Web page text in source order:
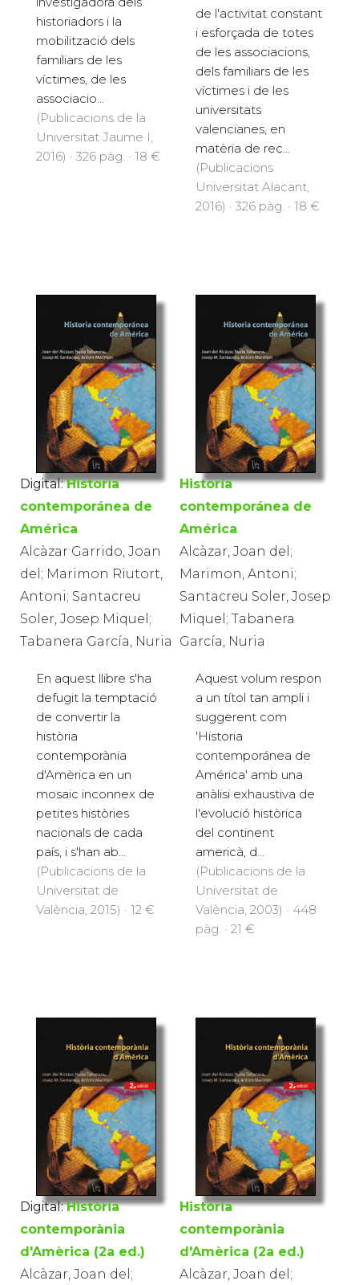
historiadors i la
mobilització dels
familiars de les
víctimes, de les
associacio...
(Publicacions de la
Universitat Jaume I,
2016) · 326 pàg. · 18 €
de l'activitat constant
i esforçada de totes
de les associacions,
dels familiars de les
víctimes i de les
universitats
valencianes, en
matèria de rec...
(Publicacions
Universitat Alacant,
2016) · 326 pàg. · 18 €
Digital: Historia
contemporánea de
América
Alcàzar Garrido, Joan
del; Marimon Riutort,
Antoni; Santacreu
Soler, Josep Miquel;
Tabanera García, Nuria
En aquest llibre s'ha
defugit la temptació
de convertir la
història
contemporània
d'Amèrica en un
mosaic inconnex de
petites històries
nacionals de cada
país, i s'han ab...
(Publicacions de la
Universitat de
València, 2015) · 12 €
Historia
contemporánea de
América
Alcàzar, Joan del;
Marimon, Antoni;
Santacreu Soler, Josep
Miquel; Tabanera
García, Nuria
Aquest volum respon
a un títol tan ampli i
suggerent com
'Historia
contemporánea de
América' amb una
anàlisi exhaustiva de
l'evolució històrica
del continent
americà, d...
(Publicacions de la
Universitat de
València, 2003) · 448
pàg. · 21 €
Digital: Història
contemporània
d'Amèrica (2a ed.)
Alcàzar, Joan del;
Història
contemporània
d'Amèrica (2a ed.)
Alcàzar, Joan del;